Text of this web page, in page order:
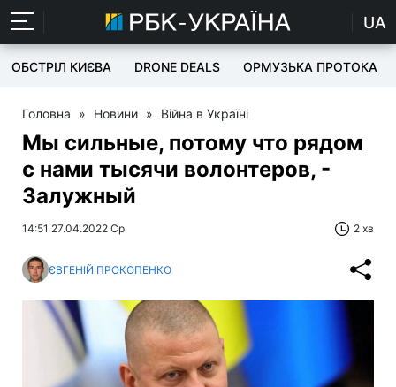
UA
ОБСТРІЛ КИЄВА DRONE DEALS ОРМУЗЬКА ПРОТОКА
Головна » Новини » Війна в Україні
Мы сильные, потому что рядом
с нами тысячи волонтеров, -
Залужный
14:51 27.04.2022 Ср 2 хв
ЄВГЕНІЙ ПРОКОПЕНКО